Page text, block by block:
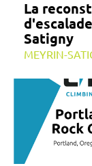
La
Satigny
MEYRIN-